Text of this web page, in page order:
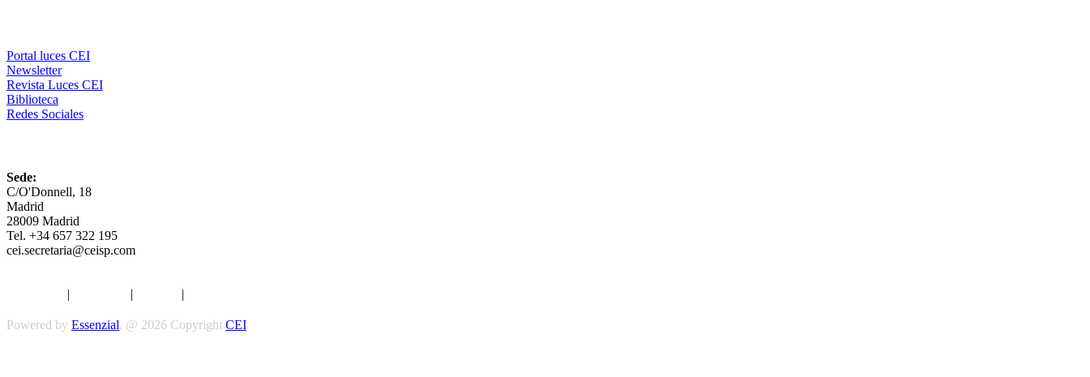
Portal luces CEI
Newsletter
Revista Luces CEI
Biblioteca
Redes Sociales
Sede:
C/O'Donnell, 18
Madrid
28009 Madrid
Tel. +34 657 322 195
cei.secretaria@ceisp.com
| | |
Powered by Essenzial. @ 2026 Copyright CEI